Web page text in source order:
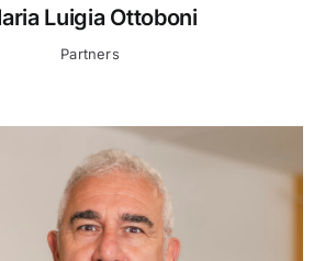
Luigia Ottoboni
Partners